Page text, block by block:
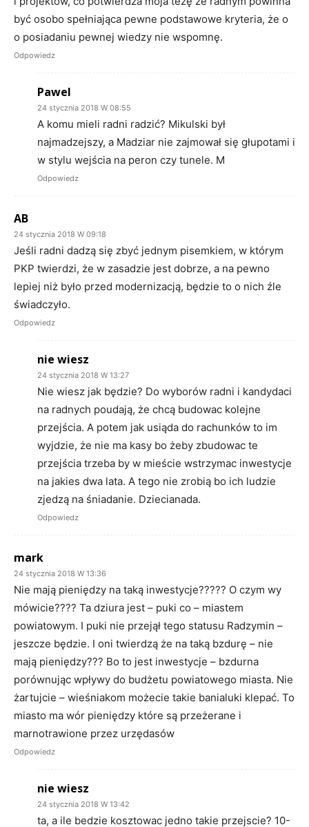
być osobo spełniająca pewne podstawowe kryteria, że o
o posiadaniu pewnej wiedzy nie wspomnę.
Odpowiedz
Pawel
24 stycznia 2018 W 08:55
A komu mieli radni radzić? Mikulski był
najmadzejszy, a Madziar nie zajmował się głupotami i
w stylu wejścia na peron czy tunele. M
Odpowiedz
AB
24 stycznia 2018 W 09:18
Jeśli radni dadzą się zbyć jednym pisemkiem, w którym
PKP twierdzi, że w zasadzie jest dobrze, a na pewno
lepiej niż było przed modernizacją, będzie to o nich źle
świadczyło.
Odpowiedz
nie wiesz
24 stycznia 2018 W 13:27
Nie wiesz jak będzie? Do wyborów radni i kandydaci
na radnych poudają, że chcą budowac kolejne
przejścia. A potem jak usiąda do rachunków to im
wyjdzie, że nie ma kasy bo żeby zbudowac te
przejścia trzeba by w mieście wstrzymac inwestycje
na jakies dwa lata. A tego nie zrobią bo ich ludzie
zjedzą na śniadanie. Dziecianada.
Odpowiedz
mark
24 stycznia 2018 W 13:36
Nie mają pieniędzy na taką inwestycje????? O czym wy
mówicie???? Ta dziura jest – puki co – miastem
powiatowym. I puki nie przejął tego statusu Radzymin –
jeszcze będzie. I oni twierdzą że na taką bzdurę – nie
mają pieniędzy??? Bo to jest inwestycje – bzdurna
porównując wpływy do budżetu powiatowego miasta. Nie
żartujcie – wieśniakom możecie takie banialuki klepać. To
miasto ma wór pieniędzy które są przeżerane i
marnotrawione przez urzędasów
Odpowiedz
nie wiesz
24 stycznia 2018 W 13:42
ta, a ile bedzie kosztowac jedno takie przejscie? 10-